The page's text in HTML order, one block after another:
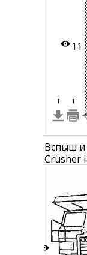
11
1 1
Вспыш
Crusher